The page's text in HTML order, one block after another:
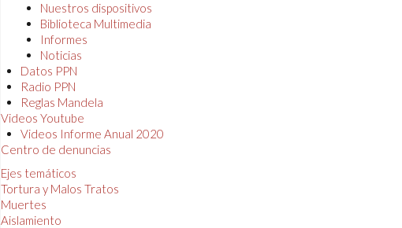
Nuestros dispositivos
Biblioteca Multimedia
Informes
Noticias
Datos PPN
Radio PPN
Reglas Mandela
Videos Youtube
Videos Informe Anual 2020
Centro de denuncias
Ejes temáticos
Tortura y Malos Tratos
Muertes
Aislamiento